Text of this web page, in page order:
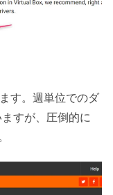
す。週単位でのダ
すが、圧倒的に